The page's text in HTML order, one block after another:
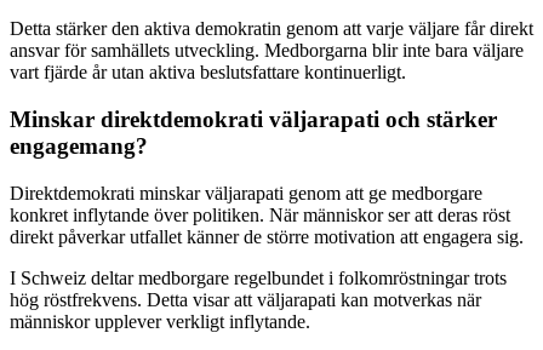
Detta stärker den aktiva demokratin genom att varje väljare får direkt
ansvar för samhällets utveckling. Medborgarna blir inte bara väljare
vart fjärde år utan aktiva beslutsfattare kontinuerligt.
Minskar direktdemokrati väljarapati och stärker
engagemang?
Direktdemokrati minskar väljarapati genom att ge medborgare
konkret inflytande över politiken. När människor ser att deras röst
direkt påverkar utfallet känner de större motivation att engagera sig.
I Schweiz deltar medborgare regelbundet i folkomröstningar trots
hög röstfrekvens. Detta visar att väljarapati kan motverkas när
människor upplever verkligt inflytande.